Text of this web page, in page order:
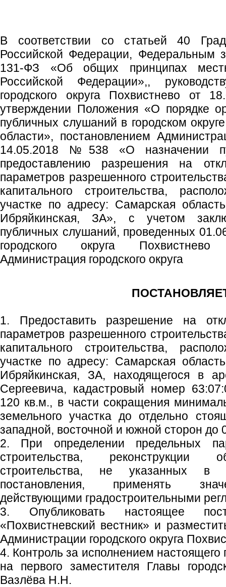
В соответствии со статьей 40
Российской Федерации, Федеральным
131-ФЗ «Об общих принципах
Российской Федерации»,,
городского округа Похвистнево
утверждении Положения «О порядке
публичных слушаний в городском
области», постановлением
14.05.2018 №538 «О назначении
предоставлению разрешения на
параметров разрешенного
капитального строительства,
участке по адресу: Самарская
Ибряйкинская, ЗА», с учетом
публичных слушаний, проведенных
городского округа
Администрация городского округа
1. Предоставить разрешение на
параметров разрешенного
капитального строительства,
участке по адресу: Самарская
Ибряйкинская, ЗА, находящегося в
Сергеевича, кадастровый номер
120 кв.м., в части сокращения
земельного участка до отдельно
западной, восточной и южной сторон до
2. При определении предельных
строительства, реконструкции
строительства, не указанных в
постановления, применять
действующими градостроительными
3. Опубликовать настоящее
«Похвистневский вестник» и
Администрации городского округа
4. Контроль за исполнением настоящего
на первого заместителя Главы
Вазлёва Н.Н.